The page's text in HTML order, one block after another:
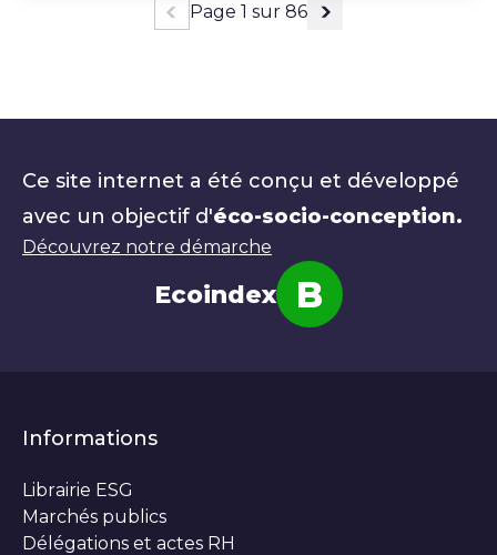
Page précédente
Page 1 sur 86
Page suivante
Ce site internet a été conçu et développé
avec un objectif d'éco-socio-conception.
Découvrez notre démarche
Note
Ecoindex B
Informations
Librairie ESG
Marchés publics
Délégations et actes RH